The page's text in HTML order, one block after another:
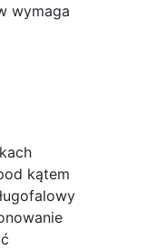
wymaga
kątem